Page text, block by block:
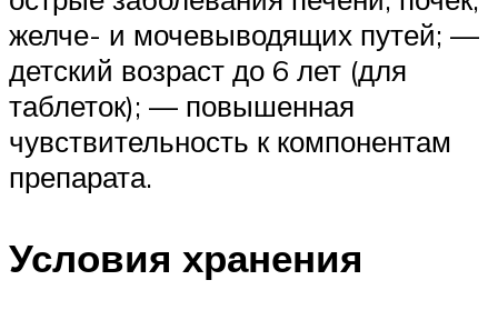
желче- и мочевыводящих путей; —
детский возраст до 6 лет (для
таблеток); — повышенная
чувствительность к компонентам
препарата.
Условия хранения